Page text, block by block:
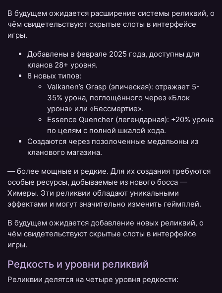
В будущем ожидается расширение системы реликвий, о
чём свидетельствуют скрытые слоты в интерфейсе
игры.
Добавлены в феврале 2025 года, доступны для
кланов 28+ уровня.
8 новых типов:
Valkanen’s Grasp (эпическая): отражает 5-
35% урона, поглощённого через «Блок
урона» или «Бессмертие».
Essence Quencher (легендарная): +20% урона
по целям с полной шкалой хода.
Создаются через позолоченные медальоны из
кланового магазина.
— более мощные и редкие. Для их создания требуются
особые ресурсы, добываемые из нового босса —
Химеры. Эти реликвии обладают уникальными
эффектами и могут значительно изменить геймплей.
В будущем ожидается добавление новых реликвий, о
чём свидетельствуют скрытые слоты в интерфейсе
игры.
Редкость и уровни реликвий
Реликвии делятся на четыре уровня редкости: